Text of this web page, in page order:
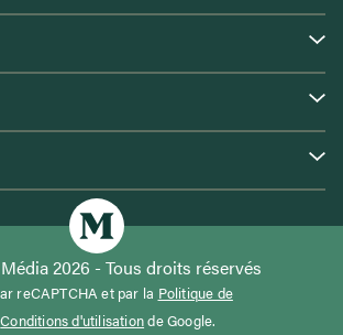
2026 - Tous droits réservés
reCAPTCHA et par la Politique de
Conditions d'utilisationde Google.